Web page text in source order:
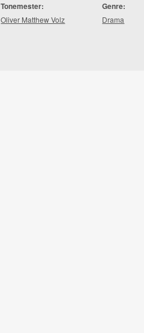
Tonemester:
Oliver Matthew Volz
Genre:
Drama